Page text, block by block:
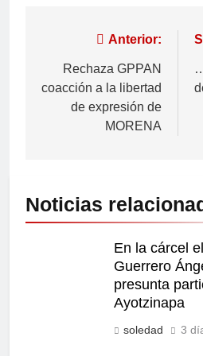
Anterior:
Rechaza GPPAN
coacción a la libertad
de expresión de
MORENA
Noticias
En la cárcel
Guerrero
presunta
Ayotzinapa
soledad 3